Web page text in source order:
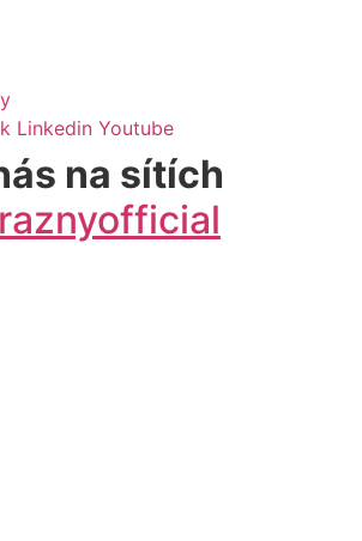
Linkedin Youtube
na sítích